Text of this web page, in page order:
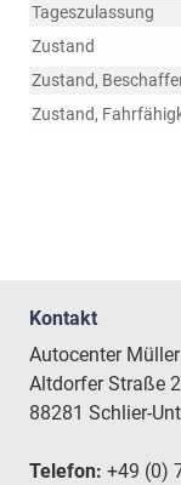
Tageszulassung
Zustand
Zustand,
Zustand,
Kontakt
Autocenter Müller
Altdorfer Straße
88281 Schlier-
Telefon: +49 (0)